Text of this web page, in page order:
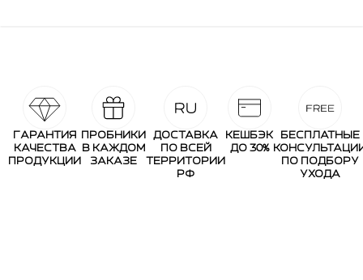
ГАРАНТИЯ
КАЧЕСТВА
ПРОДУКЦИИ
ПРОБНИКИ
В КАЖДОМ
ЗАКАЗЕ
ДОСТАВКА
ПО ВСЕЙ
ТЕРРИТОРИИ
РФ
КЕШБЭК
ДО 30%
БЕСПЛАТНЫЕ
ПО ПОДБОРУ
УХОДА